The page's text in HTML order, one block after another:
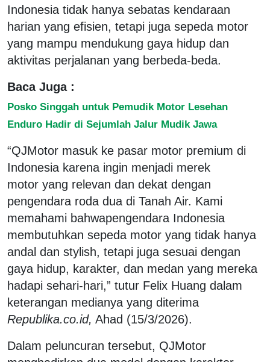
Indonesia tidak hanya sebatas kendaraan
harian yang efisien, tetapi juga sepeda motor
yang mampu mendukung gaya hidup dan
aktivitas perjalanan yang berbeda-beda.
Baca Juga :
Posko Singgah untuk Pemudik Motor Lesehan
Enduro Hadir di Sejumlah Jalur Mudik Jawa
“QJMotor masuk ke pasar motor premium di
Indonesia karena ingin menjadi merek
motor yang relevan dan dekat dengan
pengendara roda dua di Tanah Air. Kami
memahami bahwapengendara Indonesia
membutuhkan sepeda motor yang tidak hanya
andal dan stylish, tetapi juga sesuai dengan
gaya hidup, karakter, dan medan yang mereka
hadapi sehari-hari,” tutur Felix Huang dalam
keterangan medianya yang diterima
Republika.co.id, Ahad (15/3/2026).
Dalam peluncuran tersebut, QJMotor